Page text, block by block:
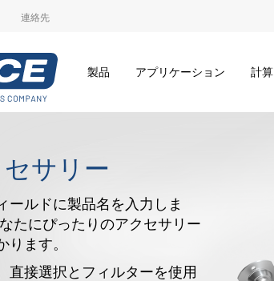
連絡先
製品 アプリケーション 計算
サリー
ールドに製品名を入力しま
たにぴったりのアクセサリー
ります。
直接選択とフィルターを使用